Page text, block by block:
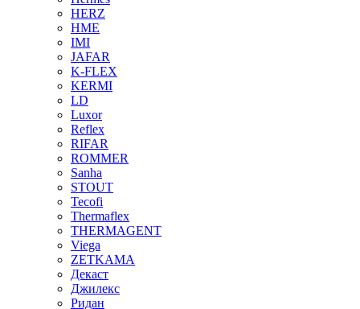
HERZ
HME
IMI
JAFAR
K-FLEX
KERMI
LD
Luxor
Reflex
RIFAR
ROMMER
Sanha
STOUT
Tecofi
Thermaflex
THERMAGENT
Viega
ZETKAMA
Декаст
Джилекс
Ридан